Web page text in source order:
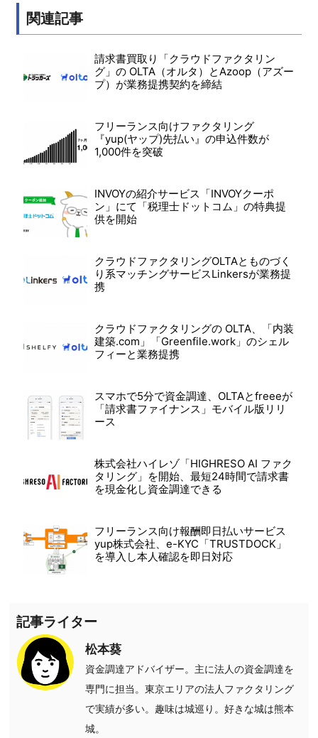
関連記事
請求書買取り「クラウドファクタリン
グ」の OLTA（オルタ）とAzoop（アズー
プ）が業務提携契約を締結
フリーランス向けファクタリング
『yup(ヤップ)先払い』の申込件数が
1,000件を突破
INVOYの紹介サービス「INVOYクーポ
ン」にて「税理士ドットコム」の特典提
供を開始
クラウドファクタリングOLTAとものづく
り系マッチングサービスLinkersが業務提
携
クラウドファクタリングの OLTA、「内装
建築.com」「Greenfile.work」のシェル
フィーと業務提携
スマホで5分で資金調達、OLTAとfreeeが
「請求書ファイナンス」モバイル版リリ
ース
株式会社ハイレゾ「HIGHRESO AI ファク
タリング」を開始、最短24時間で請求書
を現金化し資金調達できる
フリーランス向け報酬即日払いサービス
yup株式会社、e-KYC「TRUSTDOCK」
を導入し本人確認を即日対応
記事ライター
松本葵
資金調達アドバイザー。主に法人の資金調達を
専門に担当。東京エリアの法人ファクタリング
で実績が多い。趣味は城巡り。好きな城は熊本
城。